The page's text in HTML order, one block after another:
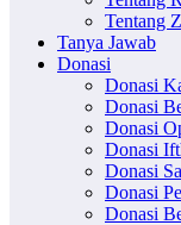
Tentang
Tanya Jawab
Donasi
Donasi
Donasi
Donasi
Donasi
Donasi
Donasi
Donasi